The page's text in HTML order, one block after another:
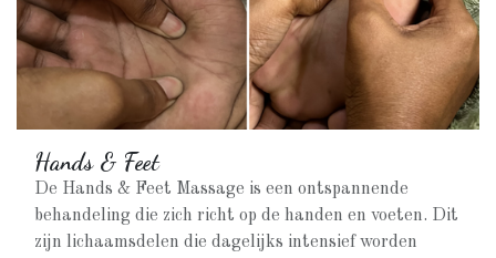
Gericht klachten wilt aanpakken
Voor een duurzaam resultaat kan deze massage ook
in een terugkerend traject worden ingezet.
Hands & Feet
De Hands & Feet Massage is een ontspannende
behandeling die zich richt op de handen en voeten. Dit
zijn lichaamsdelen die dagelijks intensief worden